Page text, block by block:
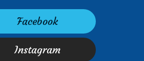
Facebook
Instagram